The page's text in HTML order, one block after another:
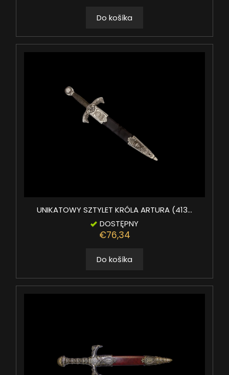
Do košíka
UNIKATOWY SZTYLET KRÓLA ARTURA (413...
DOSTĘPNY
€76,34
Do košíka